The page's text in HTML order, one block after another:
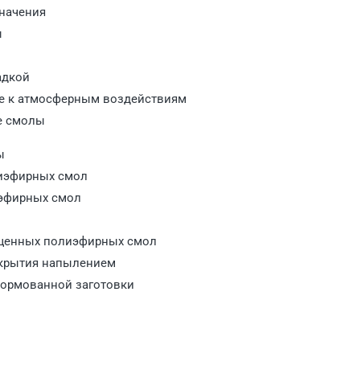
к атмосферным воздействиям
смолы
смол
смол
полиэфирных смол
напылением
заготовки